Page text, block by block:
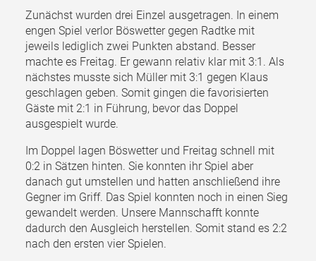
Zunächst wurden drei Einzel ausgetragen. In einem
engen Spiel verlor Böswetter gegen Radtke mit
jeweils lediglich zwei Punkten abstand. Besser
machte es Freitag. Er gewann relativ klar mit 3:1. Als
nächstes musste sich Müller mit 3:1 gegen Klaus
geschlagen geben. Somit gingen die favorisierten
Gäste mit 2:1 in Führung, bevor das Doppel
ausgespielt wurde.
Im Doppel lagen Böswetter und Freitag schnell mit
0:2 in Sätzen hinten. Sie konnten ihr Spiel aber
danach gut umstellen und hatten anschließend ihre
Gegner im Griff. Das Spiel konnten noch in einen Sieg
gewandelt werden. Unsere Mannschafft konnte
dadurch den Ausgleich herstellen. Somit stand es 2:2
nach den ersten vier Spielen.